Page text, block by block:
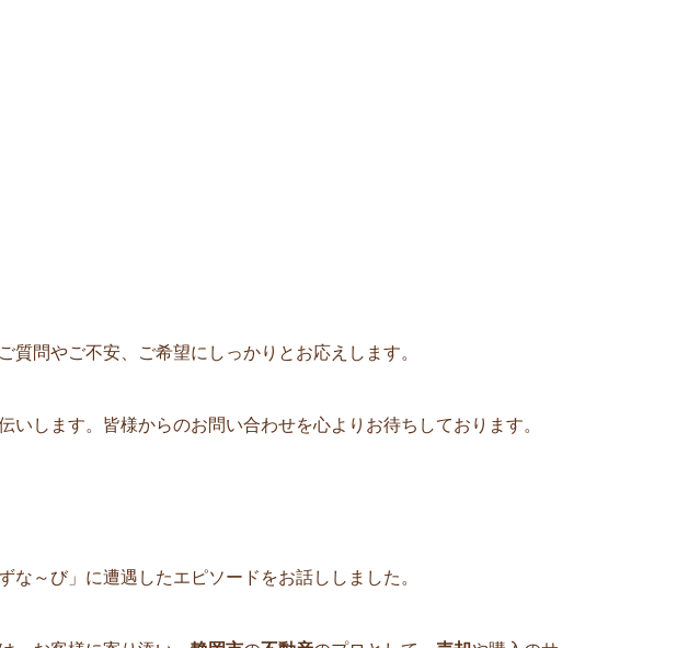
質問やご不安、ご希望にしっかりとお応えします。
いします。皆様からのお問い合わせを心よりお待ちしております。
な～び」に遭遇したエピソードをお話ししました。